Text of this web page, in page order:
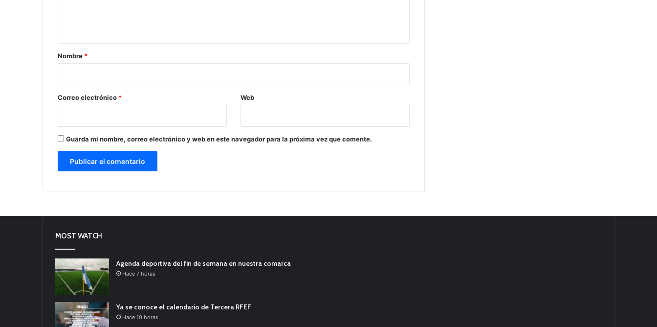
r
*
Nombre *
Correo electrónico * Web
Guarda mi nombre, correo electrónico y web en este navegador para la próxima vez que comente.
MOST WATCH
Agenda deportiva del fin de semana en nuestra comarca
Hace 7 horas
Ya se conoce el calendario de Tercera RFEF
Hace 10 horas